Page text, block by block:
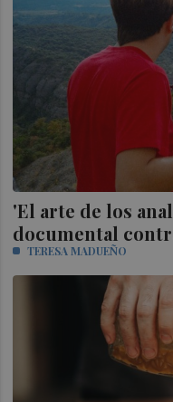
'El arte de los
documental
TERESA MADUEÑO